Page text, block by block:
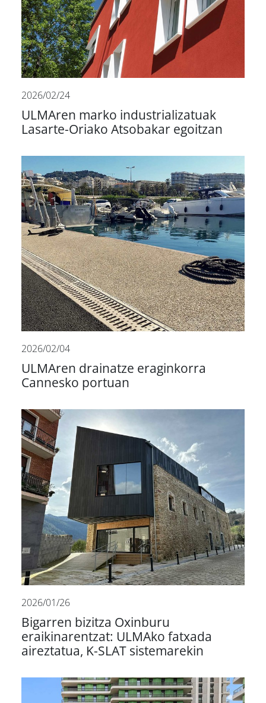
2026/02/24
ULMAren marko industrializatuak
Lasarte-Oriako Atsobakar egoitzan
2026/02/04
ULMAren drainatze eraginkorra
Cannesko portuan
2026/01/26
Bigarren bizitza Oxinburu
eraikinarentzat: ULMAko fatxada
aireztatua, K-SLAT sistemarekin